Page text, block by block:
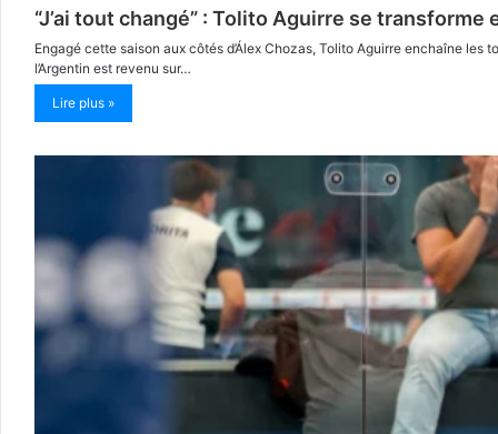
“J’ai tout changé” : Tolito Aguirre se
Engagé cette saison aux côtés d’Álex Chozas, Tolito Aguirre enchaîne
l’Argentin est revenu sur…
Lire plus »